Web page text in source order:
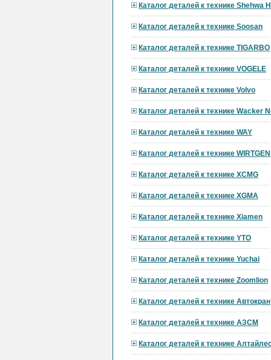
Каталог деталей к технике Shehwa
Каталог деталей к технике Soosan
Каталог деталей к технике TIGARBO
Каталог деталей к технике VOGELE
Каталог деталей к технике Volvo
Каталог деталей к технике Wacker
Каталог деталей к технике WAY
Каталог деталей к технике WIRTGEN
Каталог деталей к технике XCMG
Каталог деталей к технике XGMA
Каталог деталей к технике Xiamen
Каталог деталей к технике YTO
Каталог деталей к технике Yuchai
Каталог деталей к технике Zoomlion
Каталог деталей к технике Автокран
Каталог деталей к технике АЗСМ
Каталог деталей к технике